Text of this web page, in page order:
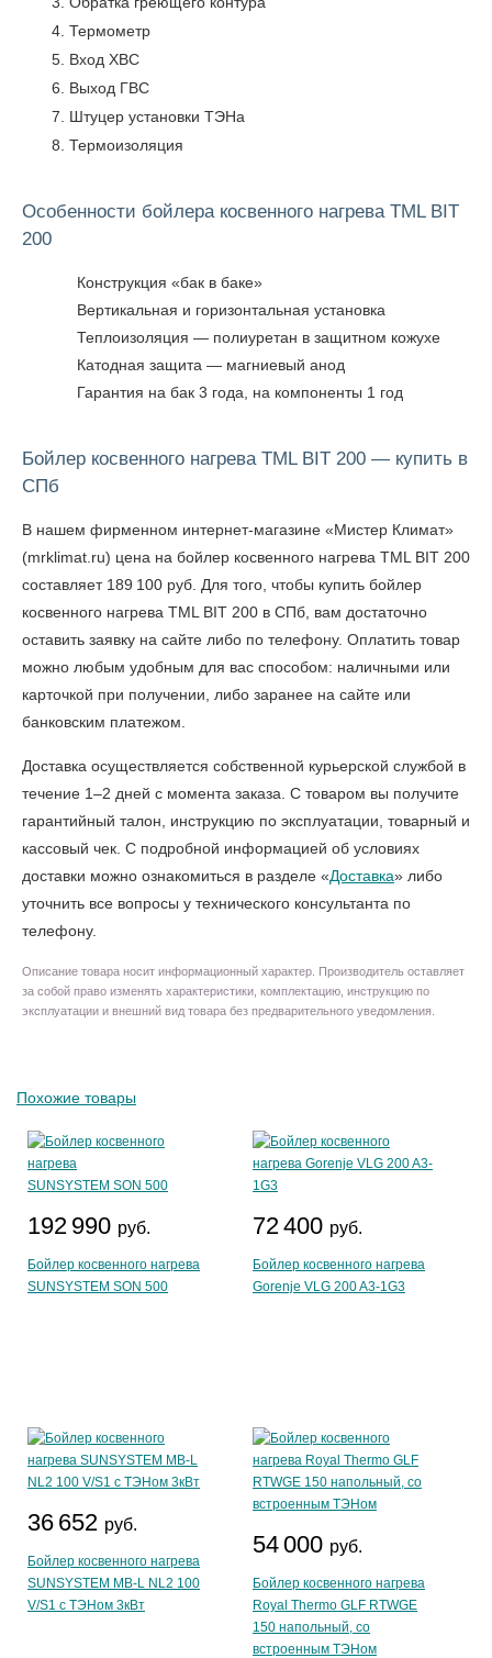
Термометр
Вход ХВС
Выход ГВС
Штуцер установки ТЭНа
Термоизоляция
Особенности бойлера косвенного нагрева TML BIT
200
Конструкция «бак в баке»
Вертикальная и горизонтальная установка
Теплоизоляция — полиуретан в защитном кожухе
Катодная защита — магниевый анод
Гарантия на бак 3 года, на компоненты 1 год
Бойлер косвенного нагрева TML BIT 200 — купить в
СПб
В нашем фирменном интернет-магазине «Мистер Климат»
(mrklimat.ru) цена на бойлер косвенного нагрева TML BIT 200
составляет 189 100 руб. Для того, чтобы купить бойлер
косвенного нагрева TML BIT 200 в СПб , вам достаточно
оставить заявку на сайте либо по телефону. Оплатить товар
можно любым удобным для вас способом: наличными или
карточкой при получении, либо заранее на сайте или
банковским платежом.
Доставка осуществляется собственной курьерской службой в
течение 1–2 дней с момента заказа. С товаром вы получите
гарантийный талон, инструкцию по эксплуатации, товарный и
кассовый чек. С подробной информацией об условиях
доставки можно ознакомиться в разделе «Доставка» либо
уточнить все вопросы у технического консультанта по
телефону.
Описание товара носит информационный характер. Производитель оставляет
за собой право изменять характеристики, комплектацию, инструкцию по
эксплуатации и внешний вид товара без предварительного уведомления.
Похожие товары
192 990 руб.
Бойлер косвенного нагрева
SUNSYSTEM SON 500
72 400 руб.
Бойлер косвенного нагрева
Gorenje VLG 200 A3-1G3
36 652 руб.
Бойлер косвенного нагрева
SUNSYSTEM MB-L NL2 100
V/S1 с ТЭНом 3кВт
54 000 руб.
Бойлер косвенного нагрева
Royal Thermo GLF RTWGE
150 напольный, со
встроенным ТЭНом